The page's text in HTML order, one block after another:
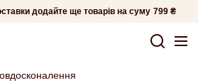
додайте ще товарів на суму 799 ₴